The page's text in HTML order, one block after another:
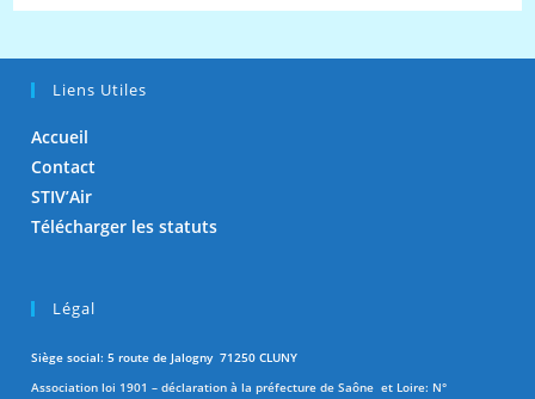
Liens Utiles
Accueil
Contact
STIV’Air
Télécharger les statuts
Légal
Siège social: 5 route de Jalogny 71250 CLUNY
Association loi 1901 – déclaration à la préfecture de Saône et Loire: N°